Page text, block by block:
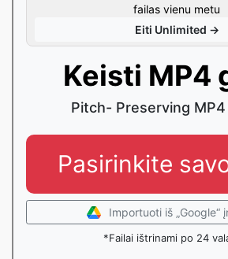
failas vienu metu
Eiti Unlimited →
Keisti MP4
Pitch- Preserving
Pasirinkite
Importuoti iš „Google“
*Failai ištrinami po 24